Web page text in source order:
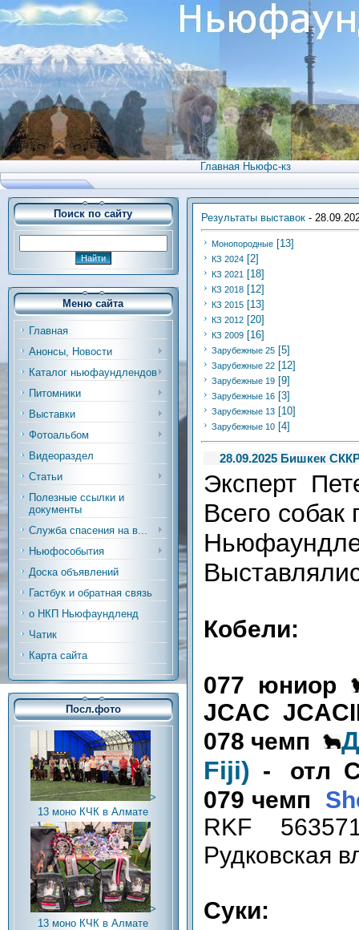
Главная Ньюфс-кз
Поиск по сайту
Меню сайта
Главная
Анонсы, Новости
Каталог ньюфаундлендов
Питомники
Выставки
Фотоальбом
Видеораздел
Статьи
Полезные ссылки и
документы
Служба спасения на в...
Ньюфособытия
Доска объявлений
Гастбук и обратная связь
о НКП Ньюфаундленд
Чатик
Карта сайта
Посл.фото
>
13 моно КЧК в Алмате
>
13 моно КЧК в Алмате
Результаты выставок -
Монопородные [13]
КЗ 2024 [2]
КЗ 2021 [18]
КЗ 2018 [12]
КЗ 2015 [13]
КЗ 2012 [20]
КЗ 2009 [16]
Зарубежные 25 [5]
Зарубежные 22 [12]
Зарубежные 19 [9]
Зарубежные 16 [3]
Зарубежные 13 [10]
Зарубежные 10 [4]
28.09.2025 Бишкек
Эксперт
Всего собак
Кобели:
077 юниор
JCAC
078 чемп
Fiji) - отл
079 чемп
RKF
Рудковская
Суки: